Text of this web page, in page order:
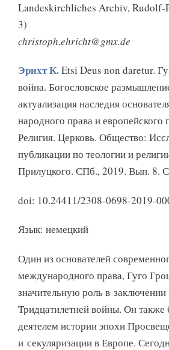
Landeskirchliches Archiv, Rudolf-
3)
christoph.ehricht@gmx.de
Эрихт К.Etsi Deus non daretur.
война. Богословское
актуализация наследия
народного права и европейского
Религия. Церковь. Общество:
публикации по теологии и
Прилуцкого. СПб., 2019. Вып. 8.
doi: 10.24411/2308-0698-2019-
Язык: немецкий
Один из основателей
международного права, Гуго
значительную роль в
Тридцатилетней войны. Он
деятелем истории эпохи
и секуляризации в Европе.